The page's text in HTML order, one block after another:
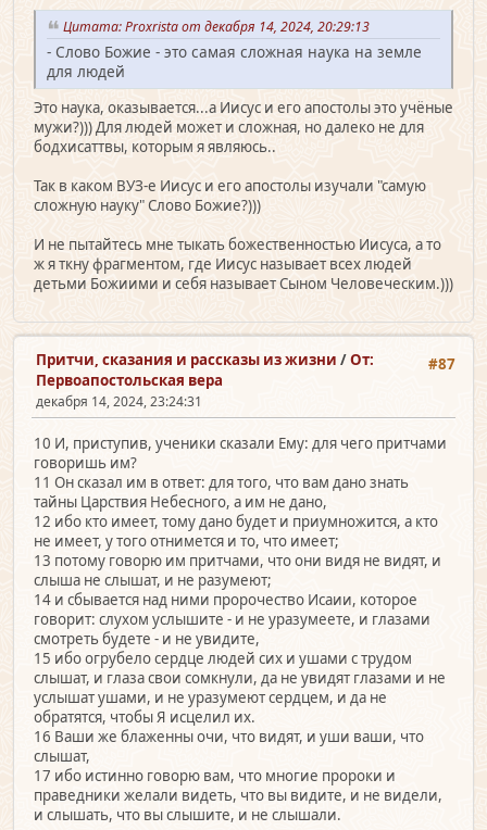
Цитата: Proxrista от декабря 14, 2024, 20:29:13
- Слово Божие - это самая сложная наука на земле
для людей
Это наука, оказывается...а Иисус и его апостолы это учёные
мужи?))) Для людей может и сложная, но далеко не для
бодхисаттвы, которым я являюсь..
Так в каком ВУЗ-е Иисус и его апостолы изучали "самую
сложную науку" Слово Божие?)))
И не пытайтесь мне тыкать божественностью Иисуса, а то
ж я ткну фрагментом, где Иисус называет всех людей
детьми Божиими и себя называет Сыном Человеческим.)))
#87
Притчи, сказания и рассказы из жизни /От:
Первоапостольская вера
декабря 14, 2024, 23:24:31
10 И, приступив, ученики сказали Ему: для чего притчами
говоришь им?
11 Он сказал им в ответ: для того, что вам дано знать
тайны Царствия Небесного, а им не дано,
12 ибо кто имеет, тому дано будет и приумножится, а кто
не имеет, у того отнимется и то, что имеет;
13 потому говорю им притчами, что они видя не видят, и
слыша не слышат, и не разумеют;
14 и сбывается над ними пророчество Исаии, которое
говорит: слухом услышите - и не уразумеете, и глазами
смотреть будете - и не увидите,
15 ибо огрубело сердце людей сих и ушами с трудом
слышат, и глаза свои сомкнули, да не увидят глазами и не
услышат ушами, и не уразумеют сердцем, и да не
обратятся, чтобы Я исцелил их.
16 Ваши же блаженны очи, что видят, и уши ваши, что
слышат,
17 ибо истинно говорю вам, что многие пророки и
праведники желали видеть, что вы видите, и не видели,
и слышать, что вы слышите, и не слышали.